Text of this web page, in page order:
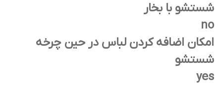
شستشو با بخار
no
امکان اضافه کردن لباس در حین چرخه
شستشو
yes